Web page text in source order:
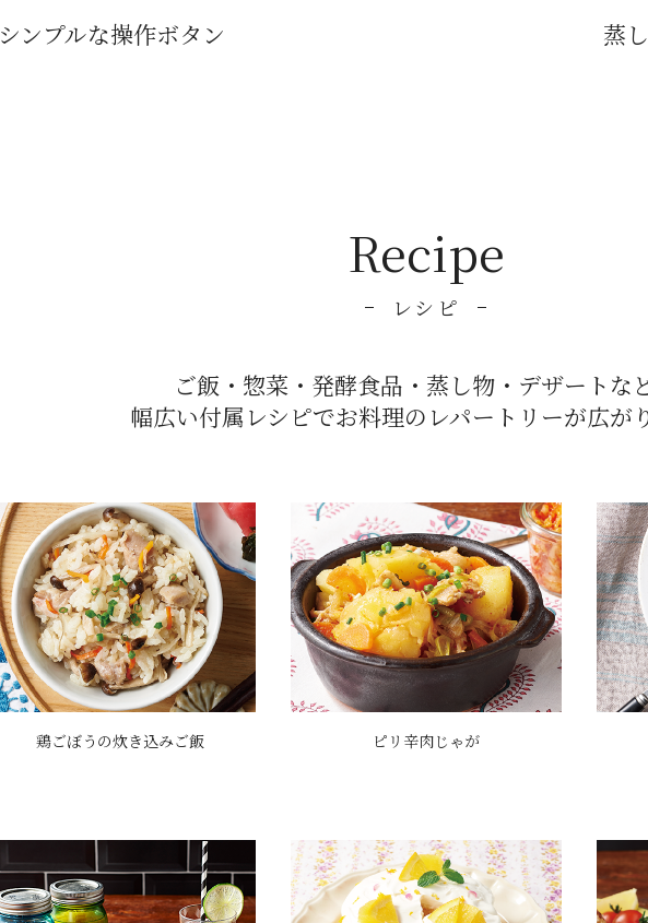
シンプルな操作ボタン 蒸
Recipe
レシピ
ご飯・惣菜・発酵食品・蒸し物・デザートなど
幅広い付属レシピでお料理のレパートリーが広がり
鶏ごぼうの炊き込みご飯 ピリ辛肉じゃが